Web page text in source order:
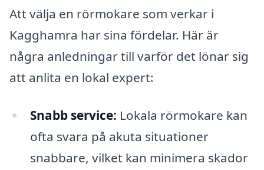
Att välja en rörmokare som verkar i
Kagghamra har sina fördelar. Här är
några anledningar till varför det lönar sig
att anlita en lokal expert:
Snabb service: Lokala rörmokare kan
ofta svara på akuta situationer
snabbare, vilket kan minimera skador